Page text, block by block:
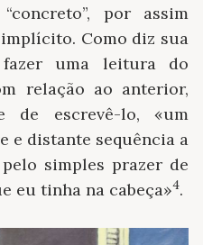
por assim
Como diz sua
uma leitura do
relação ao anterior,
de escrevê-lo, «um
e distante sequência a
simples prazer de
eu tinha na cabeça»4.